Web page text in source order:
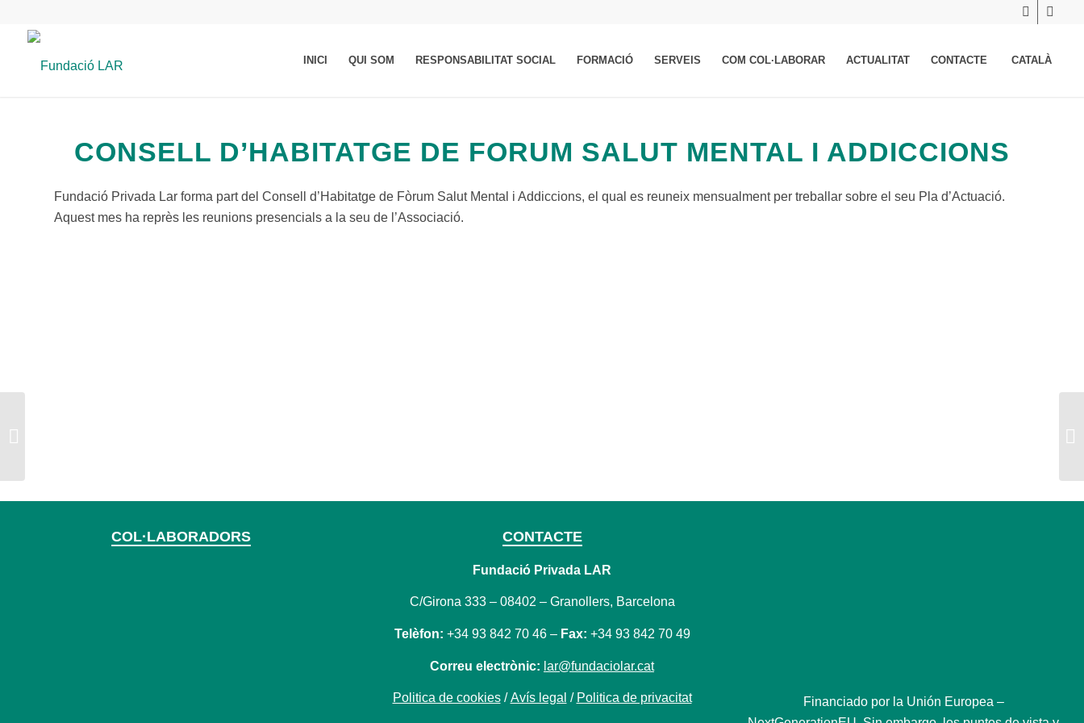
INICI QUI SOM RESPONSABILITAT SOCIAL FORMACIÓ SERVEIS COM COL·LABORAR ACTUALITAT CONTACTE CATALÀ
CONSELL D’HABITATGE DE FORUM SALUT MENTAL I ADDICCIONS
Fundació Privada Lar forma part del Consell d’Habitatge de Fòrum Salut Mental i Addiccions, el qual es reuneix mensualment per treballar sobre el seu Pla d’Actuació.
Aquest mes ha reprès les reunions presencials a la seu de l’Associació.
COL·LABORADORS CONTACTE
Fundació Privada LAR
C/Girona 333 – 08402 – Granollers, Barcelona
Telèfon: +34 93 842 70 46 – Fax: +34 93 842 70 49
Correu electrònic: lar@fundaciolar.cat
Politica de cookies/Avís legal / Politica de privacitat
Financiado por la Unión Europea –